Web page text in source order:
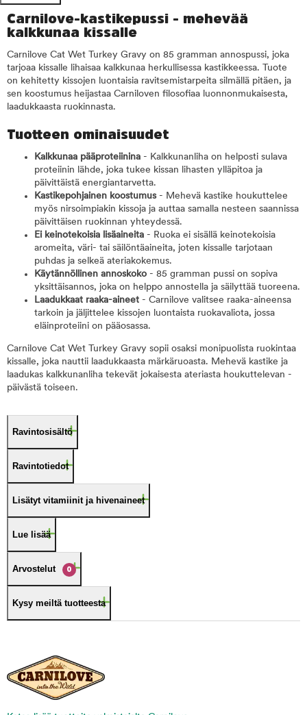
Carnilove-kastikepussi - mehevää
kalkkunaa kissalle
Carnilove Cat Wet Turkey Gravy on 85 gramman annospussi, joka
tarjoaa kissalle lihaisaa kalkkunaa herkullisessa kastikkeessa. Tuote
on kehitetty kissojen luontaisia ravitsemistarpeita silmällä pitäen, ja
sen koostumus heijastaa Carniloven filosofiaa luonnonmukaisesta,
laadukkaasta ruokinnasta.
Tuotteen ominaisuudet
Kalkkunaa pääproteiinina - Kalkkunanliha on helposti sulava
proteiinin lähde, joka tukee kissan lihasten ylläpitoa ja
päivittäistä energiantarvetta.
Kastikepohjainen koostumus- Mehevä kastike houkuttelee
myös nirsoimpiakin kissoja ja auttaa samalla nesteen saannissa
päivittäisen ruokinnan yhteydessä.
Ei keinotekoisia lisäaineita - Ruoka ei sisällä keinotekoisia
aromeita, väri- tai säilöntäaineita, joten kissalle tarjotaan
puhdas ja selkeä ateriakokemus.
Käytännöllinen annoskoko - 85 gramman pussi on sopiva
yksittäisannos, joka on helppo annostella ja säilyttää tuoreena.
Laadukkaat raaka-aineet - Carnilove valitsee raaka-aineensa
tarkoin ja jäljittelee kissojen luontaista ruokavaliota, jossa
eläinproteiini on pääosassa.
Carnilove Cat Wet Turkey Gravy sopii osaksi monipuolista ruokintaa
kissalle, joka nauttii laadukkaasta märkäruoasta. Mehevä kastike ja
laadukas kalkkunanliha tekevät jokaisesta ateriasta houkuttelevan -
päivästä toiseen.
Ravintosisältö
Ravintotiedot
Lisätyt vitamiinit ja hivenaineet
Lue lisää
Arvostelut 0
Kysy meiltä tuotteesta